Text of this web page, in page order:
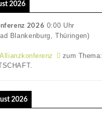
2026
2026 0:00 Uhr
Blankenburg, Thüringen)
Allianzkonferenz
zum Thema:
2026